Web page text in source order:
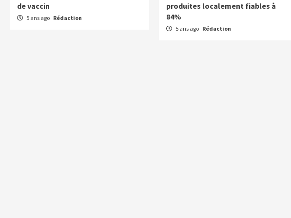
de vaccin
5 ans ago Rédaction
produites localement fiables à
84%
5 ans ago Rédaction